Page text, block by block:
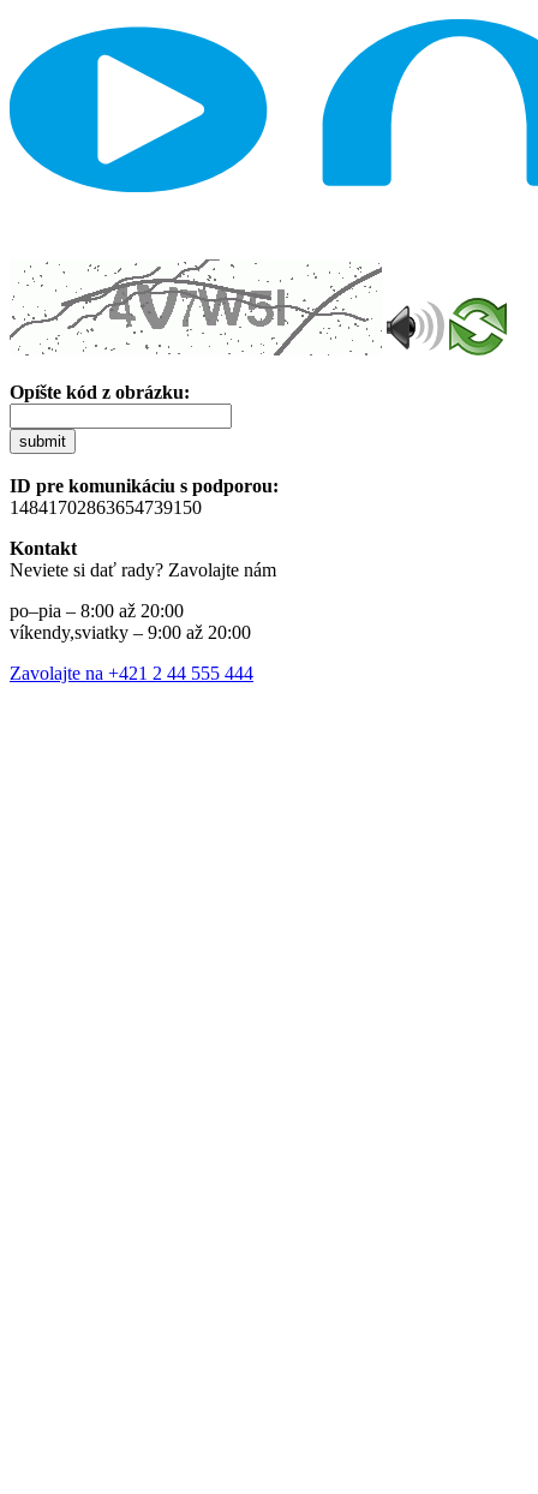
Opíšte kód z obrázku:
submit
ID pre komunikáciu s podporou:
14841702863654739150
Kontakt
Neviete si dať rady? Zavolajte nám
po–pia – 8:00 až 20:00
víkendy,sviatky – 9:00 až 20:00
Zavolajte na +421 2 44 555 444